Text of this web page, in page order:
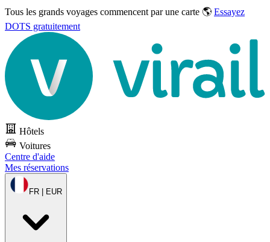
Tous les grands voyages commencent par une carte 🌎 Essayez
DOTS gratuitement
Hôtels
Voitures
Centre d'aide
Mes réservations
FR | EUR